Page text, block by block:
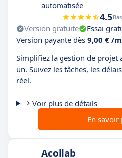
automatisée
4.5
Version gratuite Essai
Version payante dès 9,00 € /
Simplifiez la gestion de projet
un. Suivez les tâches, les
réel.
Voir plus de détails
En savoir
Acollab